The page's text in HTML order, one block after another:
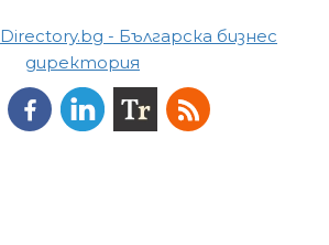
Directory.bg - Българска бизнес
директория